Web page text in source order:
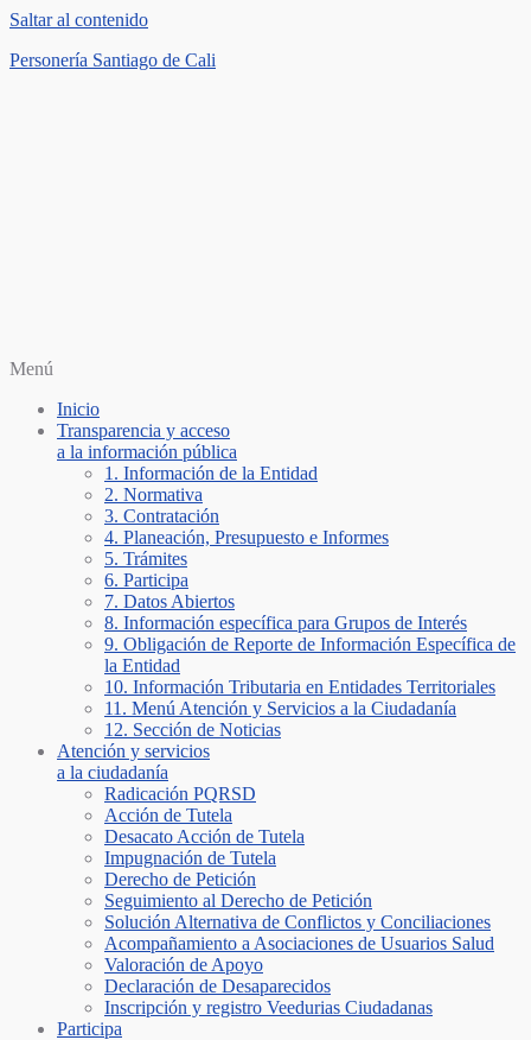
Saltar al contenido
Personería Santiago de Cali
Menú
Inicio
Transparencia y acceso
a la información pública
1. Información de la Entidad
2. Normativa
3. Contratación
4. Planeación, Presupuesto e Informes
5. Trámites
6. Participa
7. Datos Abiertos
8. Información específica para Grupos de Interés
9. Obligación de Reporte de Información Específica de
la Entidad
10. Información Tributaria en Entidades Territoriales
11. Menú Atención y Servicios a la Ciudadanía
12. Sección de Noticias
Atención y servicios
a la ciudadanía
Radicación PQRSD
Acción de Tutela
Desacato Acción de Tutela
Impugnación de Tutela
Derecho de Petición
Seguimiento al Derecho de Petición
Solución Alternativa de Conflictos y Conciliaciones
Acompañamiento a Asociaciones de Usuarios Salud
Valoración de Apoyo
Declaración de Desaparecidos
Inscripción y registro Veedurias Ciudadanas
Participa